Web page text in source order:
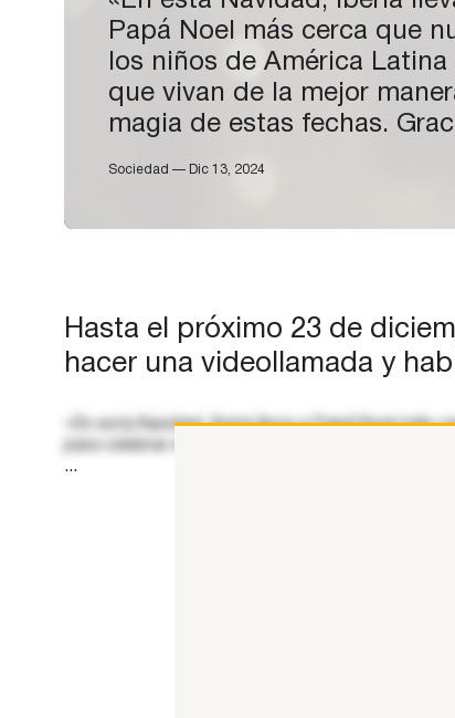
Papá Noel más cerca que
los niños de América Latina
que vivan de la mejor
magia de estas fechas.
Sociedad — Dic 13, 2024
Hasta el próximo 23 de
hacer una videollamada y
«En esta Navidad, Iberia lleva a Papá Noel más
...